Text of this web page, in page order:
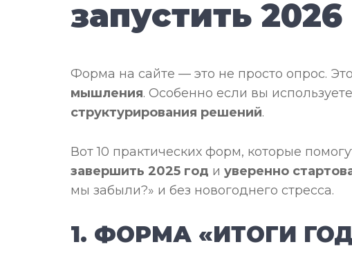
запустить
Форма на сайте — это не просто опрос. Это
мышления. Особенно если вы
структурирования решений.
Вот 10 практических форм, которые
завершить 2025 год и уверенно
мы забыли?» и без новогоднего стресса.
1. ФОРМА «ИТОГИ